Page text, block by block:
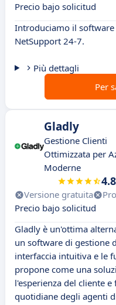
Precio bajo solicitud
Introduciamo il software
NetSupport 24-7.
Più dettagli
Per
Gladly
Gestione Clienti
Ottimizzata per
Moderne
4.8
Versione gratuita
Precio bajo solicitud
Gladly è un'ottima
un software di gestione
interfaccia intuitiva e le
propone come una
l'esperienza del cliente
quotidiane degli agenti